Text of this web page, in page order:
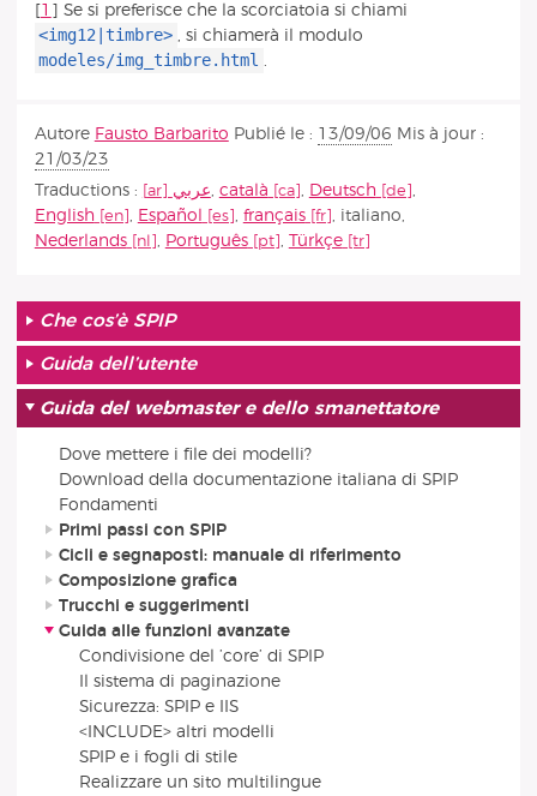
[1 ] Se si preferisce che la scorciatoia si chiami
<img12|timbre> , si chiamerà il modulo
modeles/img_timbre.html .
Autore Fausto Barbarito Publié le : 13/09/06 Mis à jour :
21/03/23
Traductions :
عربي català Deutsch
English
Español français italiano
Nederlands
Português Türkçe
Che cos’è SPIP
Guida dell’utente
Guida del webmaster e dello smanettatore
Dove mettere i file dei modelli?
Download della documentazione italiana di SPIP
Fondamenti
Primi passi con SPIP
Cicli e segnaposti: manuale di riferimento
Composizione grafica
Trucchi e suggerimenti
Guida alle funzioni avanzate
Condivisione del ’core’ di SPIP
Il sistema di paginazione
Sicurezza: SPIP e IIS
<INCLUDE> altri modelli
SPIP e i fogli di stile
Realizzare un sito multilingue